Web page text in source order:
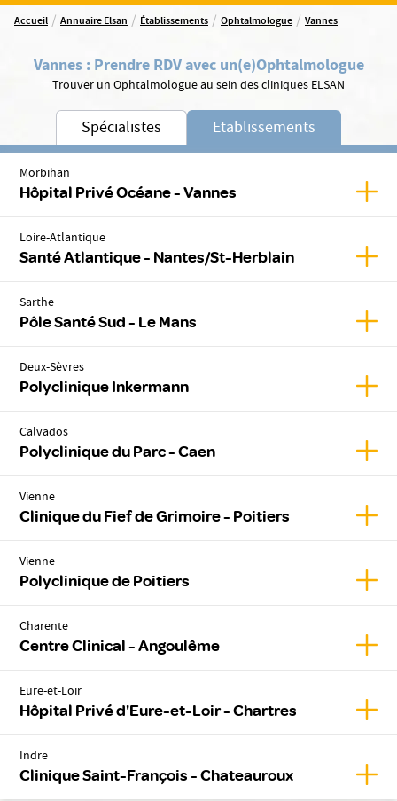
Accueil / Annuaire Elsan / Établissements / Ophtalmologue / Vannes
Vannes: Prendre RDV avec un(e)Ophtalmologue
Trouver un Ophtalmologue au sein des cliniques ELSAN
Spécialistes Etablissements
Morbihan
Hôpital Privé Océane - Vannes
Loire-Atlantique
Santé Atlantique - Nantes/St-Herblain
Sarthe
Pôle Santé Sud - Le Mans
Deux-Sèvres
Polyclinique Inkermann
Calvados
Polyclinique du Parc - Caen
Vienne
Clinique du Fief de Grimoire - Poitiers
Vienne
Polyclinique de Poitiers
Charente
Centre Clinical - Angoulême
Eure-et-Loir
Hôpital Privé d'Eure-et-Loir - Chartres
Indre
Clinique Saint-François - Chateauroux